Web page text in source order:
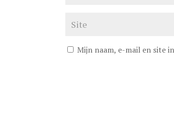
Mijn naam, e-mail en site